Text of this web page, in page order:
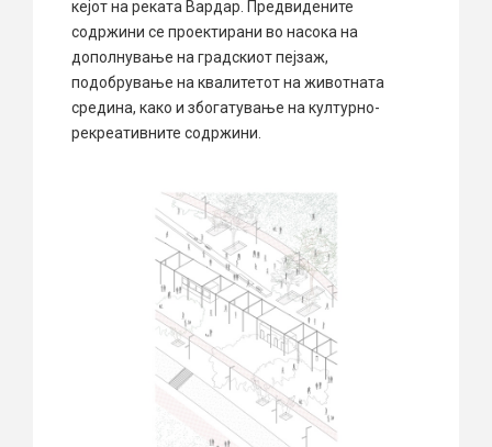
кејот на реката Вардар. Предвидените
содржини се проектирани во насока на
дополнување на градскиот пејзаж,
подобрување на квалитетот на животната
средина, како и збогатување на културно-
рекреативните содржини.